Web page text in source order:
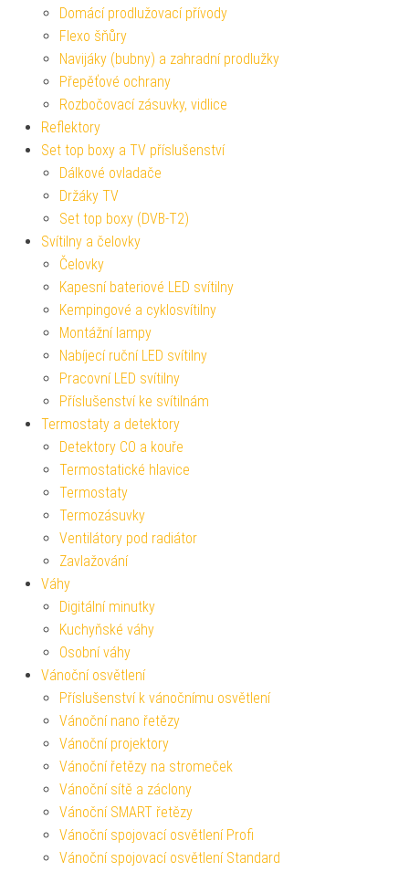
Domácí prodlužovací přívody
Flexo šňůry
Navijáky (bubny) a zahradní prodlužky
Přepěťové ochrany
Rozbočovací zásuvky, vidlice
Reflektory
Set top boxy a TV příslušenství
Dálkové ovladače
Držáky TV
Set top boxy (DVB-T2)
Svítilny a čelovky
Čelovky
Kapesní bateriové LED svítilny
Kempingové a cyklosvítilny
Montážní lampy
Nabíjecí ruční LED svítilny
Pracovní LED svítilny
Příslušenství ke svítilnám
Termostaty a detektory
Detektory CO a kouře
Termostatické hlavice
Termostaty
Termozásuvky
Ventilátory pod radiátor
Zavlažování
Váhy
Digitální minutky
Kuchyňské váhy
Osobní váhy
Vánoční osvětlení
Příslušenství k vánočnímu osvětlení
Vánoční nano řetězy
Vánoční projektory
Vánoční řetězy na stromeček
Vánoční sítě a záclony
Vánoční SMART řetězy
Vánoční spojovací osvětlení Profi
Vánoční spojovací osvětlení Standard